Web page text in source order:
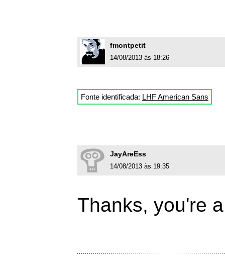
fmontpetit
14/08/2013 às 18:26
Fonte identificada: LHF American Sans
JayAreEss
14/08/2013 às 19:35
Thanks, you're